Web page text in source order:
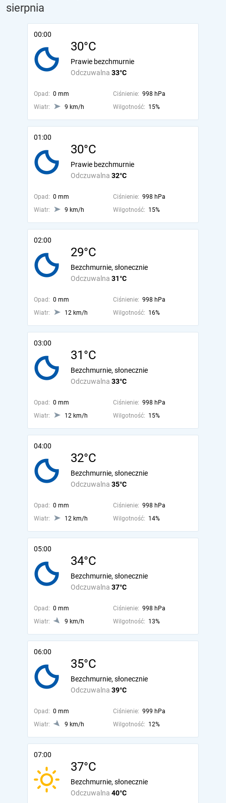
sierpnia
00:00
30°C
Odczuwalna 33°C
Prawie bezchmurnie
Opad: 0 mm Ciśnienie: 998 hPa
Wiatr:
9 km/h Wilgotność: 15%
01:00
30°C
Odczuwalna 32°C
Prawie bezchmurnie
Opad: 0 mm Ciśnienie: 998 hPa
Wiatr:
9 km/h Wilgotność: 15%
02:00
29°C
Odczuwalna 31°C
Bezchmurnie, słonecznie
Opad: 0 mm Ciśnienie: 998 hPa
Wiatr:
12 km/h Wilgotność: 16%
03:00
31°C
Odczuwalna 33°C
Bezchmurnie, słonecznie
Opad: 0 mm Ciśnienie: 998 hPa
Wiatr:
12 km/h Wilgotność: 15%
04:00
32°C
Odczuwalna 35°C
Bezchmurnie, słonecznie
Opad: 0 mm Ciśnienie: 998 hPa
Wiatr:
12 km/h Wilgotność: 14%
05:00
34°C
Odczuwalna 37°C
Bezchmurnie, słonecznie
Opad: 0 mm Ciśnienie: 998 hPa
Wiatr:
9 km/h Wilgotność: 13%
06:00
35°C
Odczuwalna 39°C
Bezchmurnie, słonecznie
Opad: 0 mm Ciśnienie: 999 hPa
Wiatr:
9 km/h Wilgotność: 12%
07:00
37°C
Odczuwalna 40°C
Bezchmurnie, słonecznie